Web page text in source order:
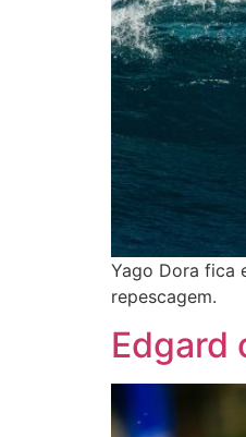
Yago Dora fica
repescagem.
Edgard